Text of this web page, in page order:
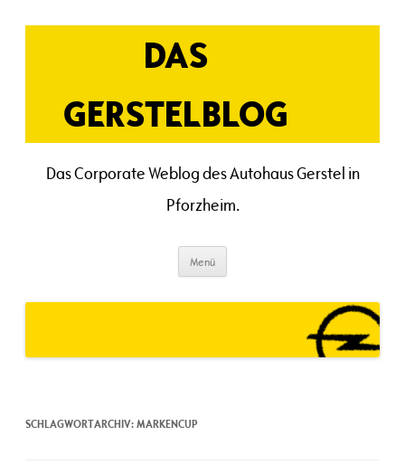
Inhalt
DAS
GERSTELBLOG
Das Corporate Weblog des Autohaus Gerstel in
Pforzheim.
Menü
SCHLAGWORTARCHIV:MARKENCUP